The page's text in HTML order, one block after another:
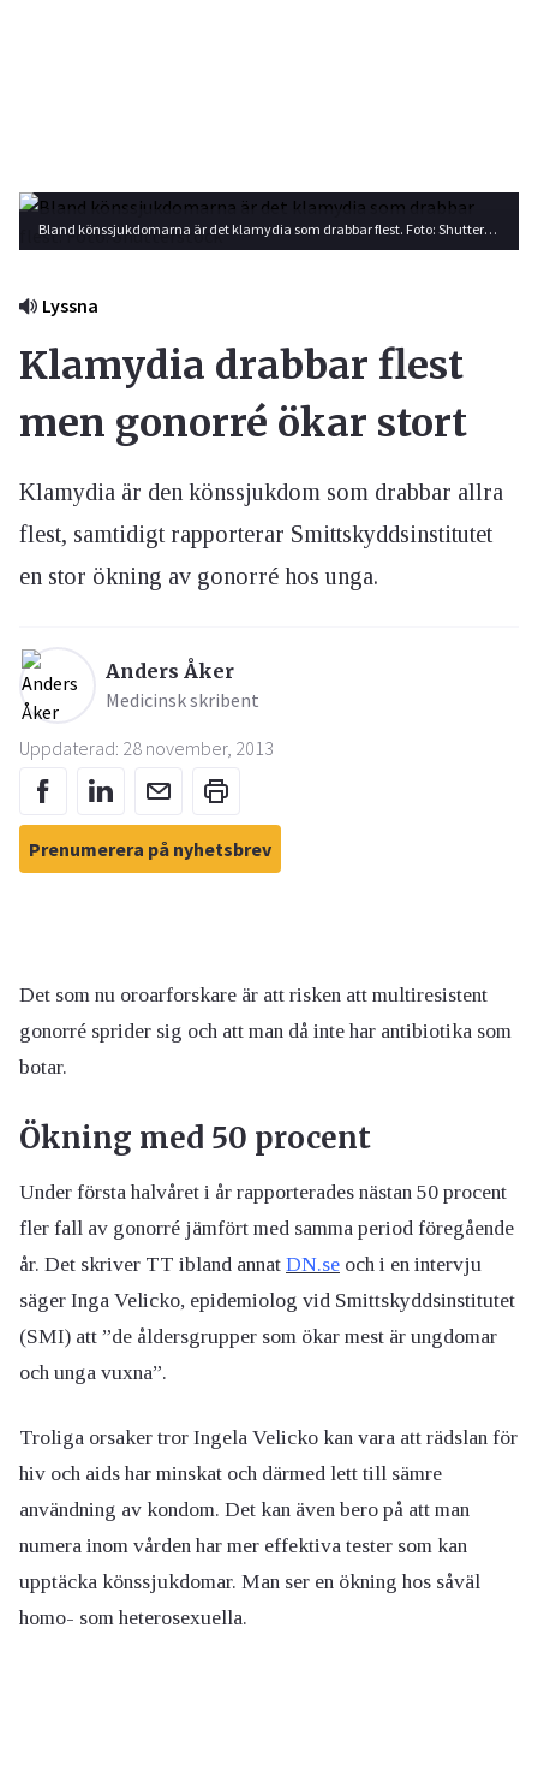
Bland könssjukdomarna är det klamydia som drabbar flest. Foto: Shutterstock
Lyssna
Klamydia drabbar flest
men gonorré ökar stort
Klamydia är den könssjukdom som drabbar allra
flest, samtidigt rapporterar Smittskyddsinstitutet
en stor ökning av gonorré hos unga.
Anders Åker
Medicinsk skribent
Uppdaterad: 28 november, 2013
Prenumerera på nyhetsbrev
Det som nu oroarforskare är att risken att multiresistent
gonorré sprider sig och att man då inte har antibiotika som
botar.
Ökning med 50 procent
Under första halvåret i år rapporterades nästan 50 procent
fler fall av gonorré jämfört med samma period föregående
år. Det skriver TT ibland annat DN.se och i en intervju
säger Inga Velicko, epidemiolog vid Smittskyddsinstitutet
(SMI) att ”de åldersgrupper som ökar mest är ungdomar
och unga vuxna”.
Troliga orsaker tror Ingela Velicko kan vara att rädslan för
hiv och aids har minskat och därmed lett till sämre
användning av kondom. Det kan även bero på att man
numera inom vården har mer effektiva tester som kan
upptäcka könssjukdomar. Man ser en ökning hos såväl
homo- som heterosexuella.